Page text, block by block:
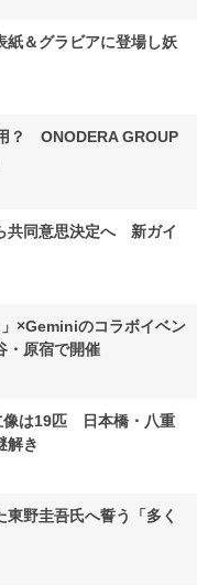
紙＆グラビアに登場し妖
？ ONODERA GROUP
共同意思決定へ 新ガイ
×Geminiのコラボイベン
・原宿で開催
像は19匹 日本橋・八重
解き
野圭吾氏へ誓う「多く